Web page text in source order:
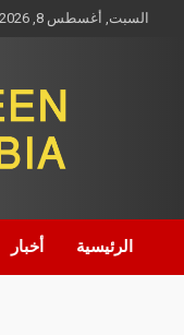
السبت, أغسطس 8, 2026
Arabia
الرئيسية أخبار